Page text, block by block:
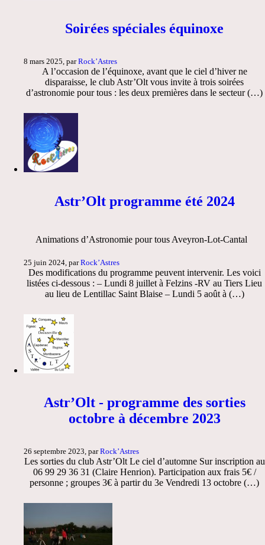
Soirées spéciales équinoxe
8 mars 2025, parRock’Astres
A l’occasion de l’équinoxe, avant que le ciel d’hiver ne
disparaisse, le club Astr’Olt vous invite à trois soirées
d’astronomie pour tous : les deux premières dans le secteur (…)
Astr’Olt programme été 2024
Animations d’Astronomie pour tous Aveyron-Lot-Cantal
25 juin 2024, parRock’Astres
Des modifications du programme peuvent intervenir. Les voici
listées ci-dessous : – Lundi 8 juillet à Felzins -RV au Tiers Lieu
au lieu de Lentillac Saint Blaise – Lundi 5 août à (…)
Astr’Olt - programme des sorties
octobre à décembre 2023
26 septembre 2023, parRock’Astres
Les sorties du club Astr’Olt Le ciel d’automne Sur inscription au
06 99 29 36 31 (Claire Henrion). Participation aux frais 5€ /
personne ; groupes 3€ à partir du 3e Vendredi 13 octobre (…)